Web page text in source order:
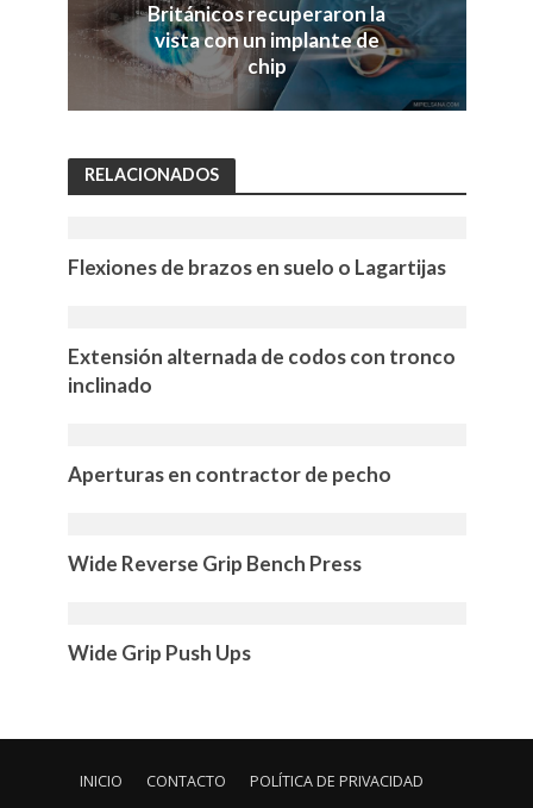
Británicos recuperaron la
vista con un implante de
chip
RELACIONADOS
Flexiones de brazos en suelo o Lagartijas
Extensión alternada de codos con tronco
inclinado
Aperturas en contractor de pecho
Wide Reverse Grip Bench Press
Wide Grip Push Ups
INICIO CONTACTO POLÍTICA DE PRIVACIDAD